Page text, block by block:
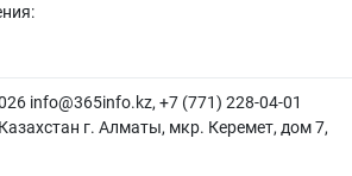
info@365info.kz, +7 (771) 228-04-01
г. Алматы, мкр. Керемет, дом 7,